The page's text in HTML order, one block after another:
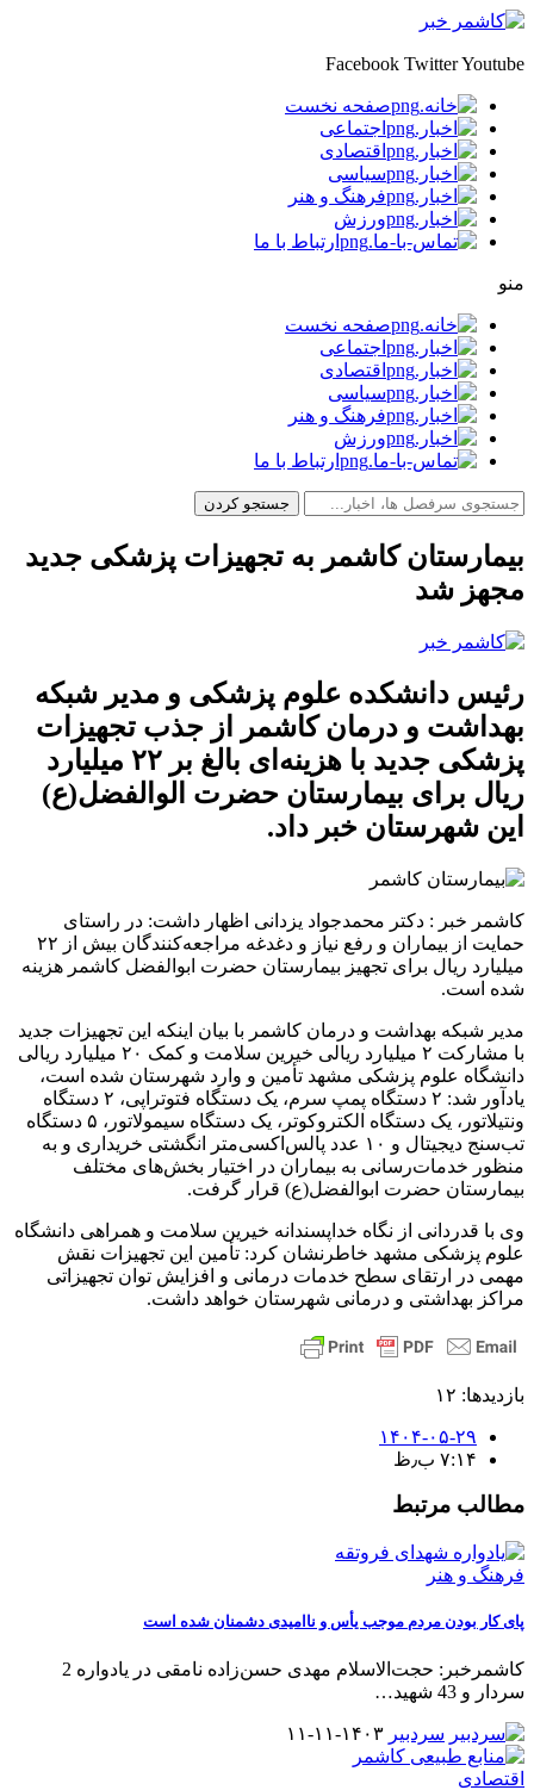
Facebook TwitterYoutube
صفحه نخست
اجتماعی
اقتصادی
سیاسی
فرهنگ و هنر
ورزش
ارتباط با ما
منو
صفحه نخست
اجتماعی
اقتصادی
سیاسی
فرهنگ و هنر
ورزش
ارتباط با ما
بیمارستان کاشمر به تجهیزات پزشکی جدید
مجهز شد
رئیس دانشکده علوم پزشکی و مدیر شبکه
بهداشت و درمان کاشمر از جذب تجهیزات
پزشکی جدید با هزینه‌ای بالغ بر ۲۲ میلیارد
ریال برای بیمارستان‌ حضرت الوالفضل(ع)
این شهرستان خبر داد.
کاشمر خبر : دکتر محمدجواد یزدانی اظهار داشت: در راستای
حمایت از بیماران و رفع نیاز و دغدغه مراجعه‌کنندگان بیش از ۲۲
میلیارد ریال برای تجهیز بیمارستان حضرت ابوالفضل کاشمر هزینه
شده است.
مدیر شبکه بهداشت و درمان کاشمر با بیان اینکه این تجهیزات جدید
با مشارکت ۲ میلیارد ریالی خیرین سلامت و کمک ۲۰ میلیارد ریالی
دانشگاه علوم پزشکی مشهد تأمین و وارد شهرستان شده است،
یادآور شد: ۲ دستگاه پمپ سرم، یک دستگاه فتوتراپی، ۲ دستگاه
ونتیلاتور، یک دستگاه الکتروکوتر، یک دستگاه سیمولاتور، ۵ دستگاه
تب‌سنج دیجیتال و ۱۰ عدد پالس‌اکسی‌متر انگشتی خریداری و به
منظور خدمات‌رسانی به بیماران در اختیار بخش‌های مختلف
بیمارستان حضرت ابوالفضل(ع) قرار گرفت.
وی با قدردانی از نگاه خداپسندانه خیرین سلامت و همراهی دانشگاه
علوم پزشکی مشهد خاطرنشان کرد: تأمین این تجهیزات نقش
مهمی در ارتقای سطح خدمات درمانی و افزایش توان تجهیزاتی
مراکز بهداشتی و درمانی شهرستان خواهد داشت.
بازدیدها: ۱۲
۱۴۰۴-۰۵-۲۹
۷:۱۴ ب٫ظ
مطالب مرتبط
فرهنگ و هنر
پای کار بودن مردم موجب یأس و ناامیدی دشمنان شده است
کاشمرخبر: حجت‌الاسلام مهدی حسن‌زاده نامقی در یادواره 2
سردار و 43 شهید
…
سردبیر ۱۴۰۳-۱۱-۱۱
اقتصادی